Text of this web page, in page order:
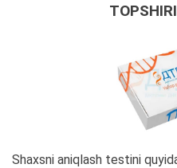
Shaxsni aniqlash testini